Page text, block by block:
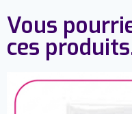
Vous
ces